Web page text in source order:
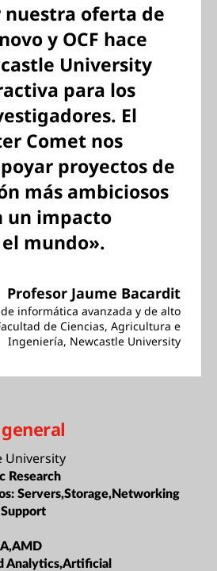
nuestra oferta de
y OCF hace
University
para los
El
Comet nos
proyectos de
más ambiciosos
un impacto
mundo».
Profesor Jaume Bacardit
informática avanzada y de alto
de Ciencias, Agricultura e
Ingeniería, Newcastle University
University
Research
Servers,Storage,Networking
Analytics,Artificial